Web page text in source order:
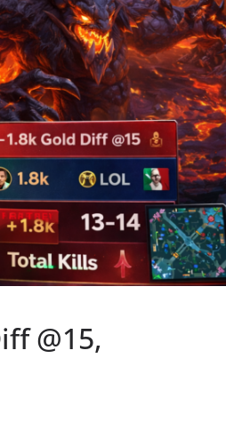
@15,